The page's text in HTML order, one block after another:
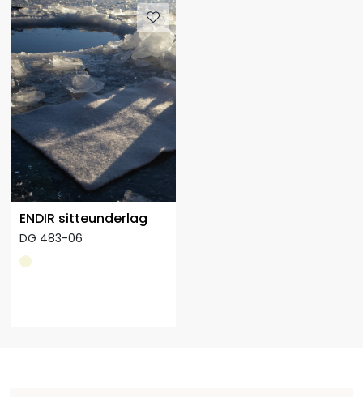
ENDIR sitteunderlag
DG 483-06